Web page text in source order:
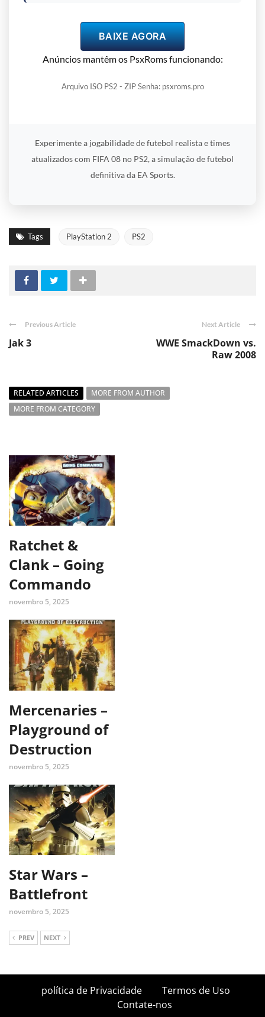
BAIXE AGORA
Anúncios mantêm os PsxRoms funcionando:
Arquivo ISO PS2 - ZIP Senha: psxroms.pro
Experimente a jogabilidade de futebol realista e times
atualizados com FIFA 08 no PS2, a simulação de futebol
definitiva da EA Sports.
Tags PlayStation 2 PS2
Previous Article
Jak 3
Next Article
WWE SmackDown vs.
Raw 2008
RELATED ARTICLES
MORE FROM AUTHOR
MORE FROM CATEGORY
Ratchet &
Clank – Going
Commando
novembro 5, 2025
Mercenaries –
Playground of
Destruction
novembro 5, 2025
Star Wars –
Battlefront
novembro 5, 2025
PREV NEXT
política de Privacidade
Termos de Uso
Contate-nos